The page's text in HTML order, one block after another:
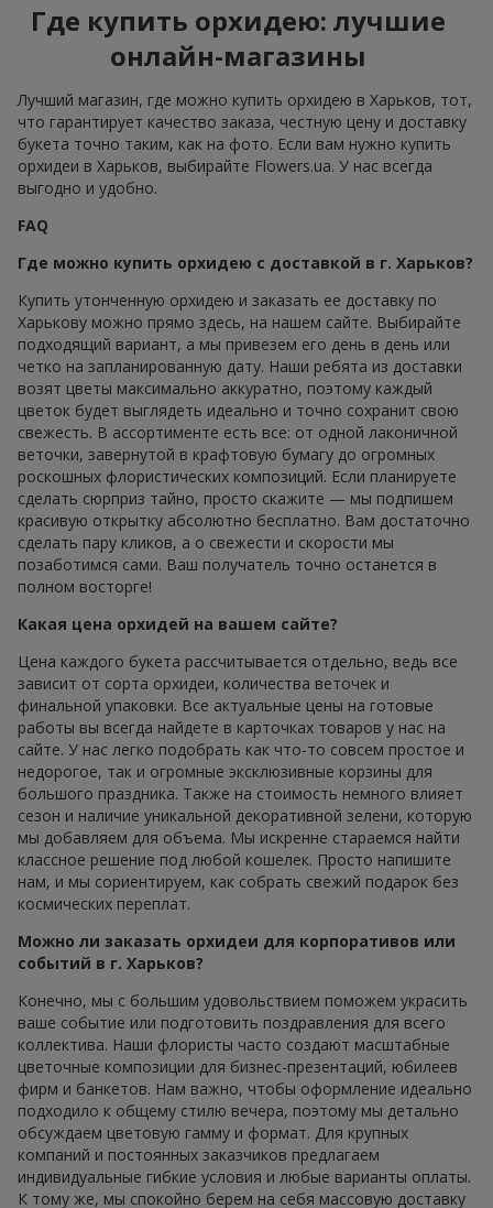
Где купить орхидею: лучшие
онлайн-магазины
Лучший магазин, где можно купить орхидею в Харьков, тот,
что гарантирует качество заказа, честную цену и доставку
букета точно таким, как на фото. Если вам нужно купить
орхидеи в Харьков, выбирайте Flowers.ua. У нас всегда
выгодно и удобно.
FAQ
Где можно купить орхидею с доставкой в г. Харьков?
Купить утонченную орхидею и заказать ее доставку по
Харькову можно прямо здесь, на нашем сайте. Выбирайте
подходящий вариант, а мы привезем его день в день или
четко на запланированную дату. Наши ребята из доставки
возят цветы максимально аккуратно, поэтому каждый
цветок будет выглядеть идеально и точно сохранит свою
свежесть. В ассортименте есть все: от одной лаконичной
веточки, завернутой в крафтовую бумагу до огромных
роскошных флористических композиций. Если планируете
сделать сюрприз тайно, просто скажите — мы подпишем
красивую открытку абсолютно бесплатно. Вам достаточно
сделать пару кликов, а о свежести и скорости мы
позаботимся сами. Ваш получатель точно останется в
полном восторге!
Какая цена орхидей на вашем сайте?
Цена каждого букета рассчитывается отдельно, ведь все
зависит от сорта орхидеи, количества веточек и
финальной упаковки. Все актуальные цены на готовые
работы вы всегда найдете в карточках товаров у нас на
сайте. У нас легко подобрать как что-то совсем простое и
недорогое, так и огромные эксклюзивные корзины для
большого праздника. Также на стоимость немного влияет
сезон и наличие уникальной декоративной зелени, которую
мы добавляем для объема. Мы искренне стараемся найти
классное решение под любой кошелек. Просто напишите
нам, и мы сориентируем, как собрать свежий подарок без
космических переплат.
Можно ли заказать орхидеи для корпоративов или
событий в г. Харьков?
Конечно, мы с большим удовольствием поможем украсить
ваше событие или подготовить поздравления для всего
коллектива. Наши флористы часто создают масштабные
цветочные композиции для бизнес-презентаций, юбилеев
фирм и банкетов. Нам важно, чтобы оформление идеально
подходило к общему стилю вечера, поэтому мы детально
обсуждаем цветовую гамму и формат. Для крупных
компаний и постоянных заказчиков предлагаем
индивидуальные гибкие условия и любые варианты оплаты.
К тому же, мы спокойно берем на себя массовую доставку